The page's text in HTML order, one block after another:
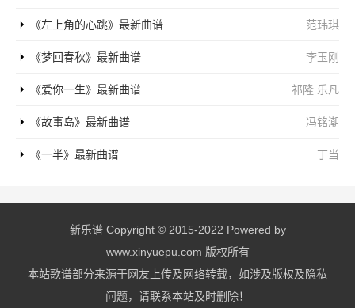
范玮琪
《左上角的心跳》最新曲谱
李玉刚
《梦回春秋》最新曲谱
祁隆 乐凡
《爱你一生》最新曲谱
冯铭潮
《故事岛》最新曲谱
丁当
《一半》最新曲谱
新乐谱 Copyright © 2015-2022 Powered by
www.xinyuepu.com 版权所有
本站歌谱部分来源于网友上传及网络转载，如涉及版权及隐私
问题，请联系本站及时删除！